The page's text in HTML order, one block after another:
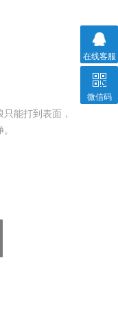
能打到表面，
在线客服
微信码